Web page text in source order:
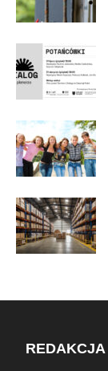
REDAKCJA